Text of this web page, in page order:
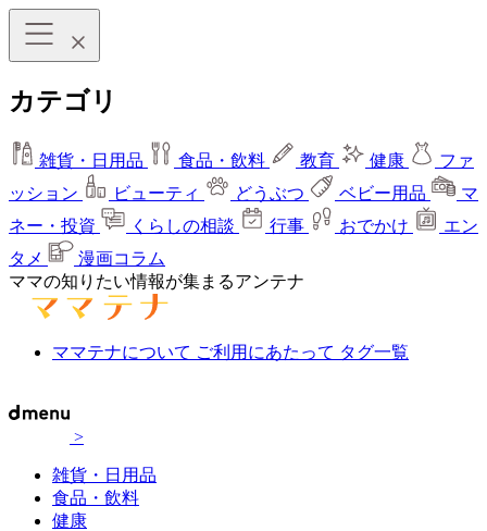
カテゴリ
雑貨・日用品 食品・飲料 教育 健康
ファ
ッション
ビューティ どうぶつ ベビー用品
マ
ネー・投資
くらしの相談 行事 おでかけ
エン
タメ
漫画コラム
ママの知りたい情報が集まるアンテナ
ママテナについて ご利用にあたって タグ一覧
>
雑貨・日用品
食品・飲料
健康